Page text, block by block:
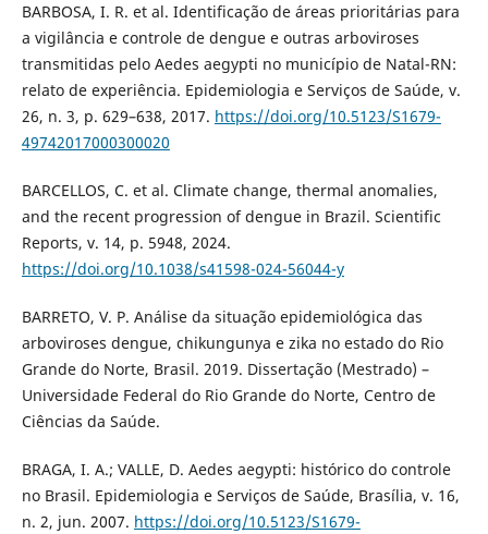
BARBOSA, I. R. et al. Identificação de áreas prioritárias para
a vigilância e controle de dengue e outras arboviroses
transmitidas pelo Aedes aegypti no município de Natal-RN:
relato de experiência. Epidemiologia e Serviços de Saúde, v.
26, n. 3, p. 629–638, 2017. https://doi.org/10.5123/S1679-
49742017000300020
BARCELLOS, C. et al. Climate change, thermal anomalies,
and the recent progression of dengue in Brazil. Scientific
Reports, v. 14, p. 5948, 2024.
https://doi.org/10.1038/s41598-024-56044-y
BARRETO, V. P. Análise da situação epidemiológica das
arboviroses dengue, chikungunya e zika no estado do Rio
Grande do Norte, Brasil. 2019. Dissertação (Mestrado) –
Universidade Federal do Rio Grande do Norte, Centro de
Ciências da Saúde.
BRAGA, I. A.; VALLE, D. Aedes aegypti: histórico do controle
no Brasil. Epidemiologia e Serviços de Saúde, Brasília, v. 16,
n. 2, jun. 2007. https://doi.org/10.5123/S1679-